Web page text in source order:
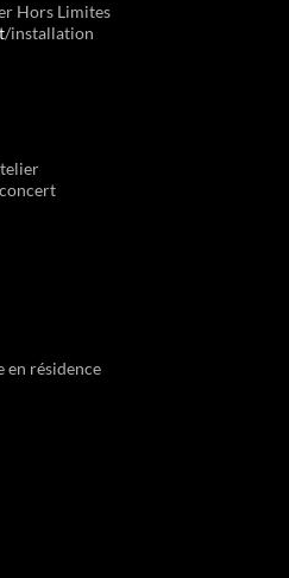
Hors Limites
/installation
en résidence